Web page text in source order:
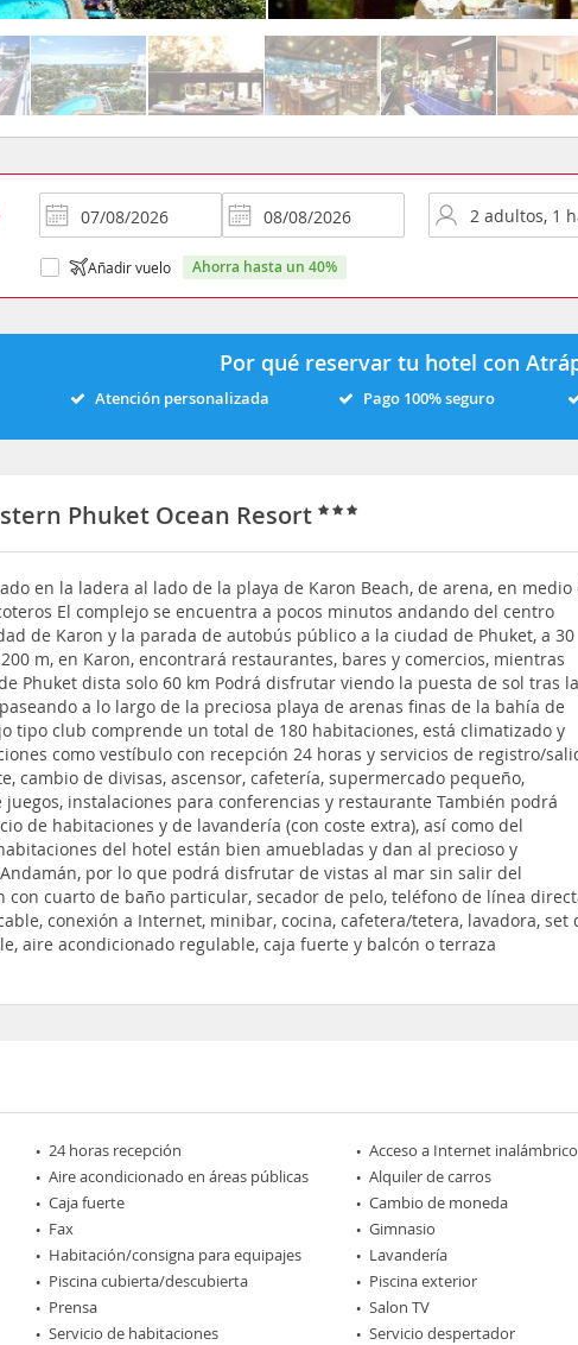
Añadir vuelo ahorra hasta un 40%
Por qué reservar tu hotel con
Atención personalizada Pago 100% seguro
Phuket Ocean Resort
en la ladera al lado de la playa de Karon Beach, de arena, en medio
El complejo se encuentra a pocos minutos andando del centro
de Karon y la parada de autobús público a la ciudad de Phuket, a 30
m, en Karon, encontrará restaurantes, bares y comercios, mientras
Phuket dista solo 60 km Podrá disfrutar viendo la puesta de sol tras la
a lo largo de la preciosa playa de arenas finas de la bahía de
tipo club comprende un total de 180 habitaciones, está climatizado y
como vestíbulo con recepción 24 horas y servicios de registro/
cambio de divisas, ascensor, cafetería, supermercado pequeño,
instalaciones para conferencias y restaurante También podrá
de habitaciones y de lavandería (con coste extra), así como del
del hotel están bien amuebladas y dan al precioso y
por lo que podrá disfrutar de vistas al mar sin salir del
con cuarto de baño particular, secador de pelo, teléfono de línea
conexión a Internet, minibar, cocina, cafetera/tetera, lavadora, set
aire acondicionado regulable, caja fuerte y balcón o terraza
24 horas recepción Acceso a Internet inalámbrico
Aire acondicionado en áreas públicas
Alquiler de carros
Caja fuerte
Cambio de moneda
Fax
Gimnasio
Habitación/consigna para equipajes
Lavandería
Piscina cubierta/descubierta
Piscina exterior
Prensa
Salon TV
Servicio de habitaciones
Servicio despertador